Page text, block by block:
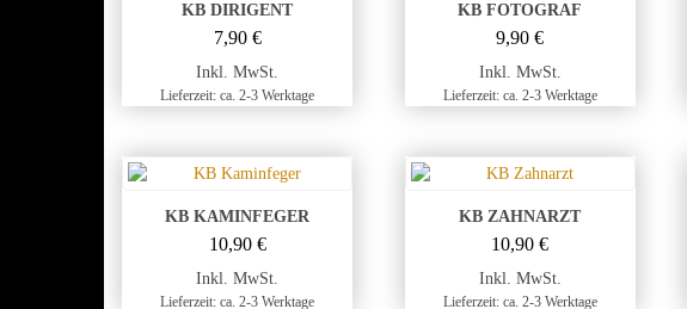
KB DIRIGENT
7,90 €
Inkl. MwSt.
Lieferzeit: ca. 2-3 Werktage
KB FOTOGRAF
9,90€
Inkl. MwSt.
Lieferzeit: ca. 2-3 Werktage
KB KAMINFEGER
10,90 €
Inkl. MwSt.
Lieferzeit: ca. 2-3 Werktage
KB ZAHNARZT
10,90€
Inkl. MwSt.
Lieferzeit: ca. 2-3 Werktage